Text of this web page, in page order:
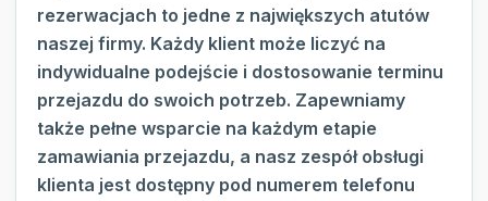
rezerwacjach to jedne z największych atutów
naszej firmy. Każdy klient może liczyć na
indywidualne podejście i dostosowanie terminu
przejazdu do swoich potrzeb. Zapewniamy
także pełne wsparcie na każdym etapie
zamawiania przejazdu, a nasz zespół obsługi
klienta jest dostępny pod numerem telefonu